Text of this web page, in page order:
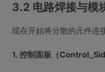
3.2 电路焊接与模
现在开始将分散的元件连
1. 控制面板（